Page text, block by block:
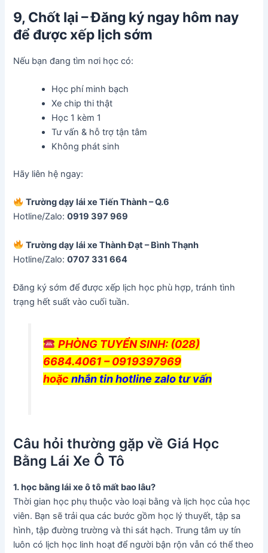
9, Chốt lại – Đăng ký ngay hôm nay
để được xếp lịch sớm
Nếu bạn đang tìm nơi học có:
Học phí minh bạch
Xe chip thi thật
Học 1 kèm 1
Tư vấn & hỗ trợ tận tâm
Không phát sinh
Hãy liên hệ ngay:
Trường dạy lái xe Tiến Thành – Q.6
Hotline/Zalo:0919 397 969
Trường dạy lái xe Thành Đạt – Bình Thạnh
Hotline/Zalo:0707 331 664
Đăng ký sớm để được xếp lịch học phù hợp, tránh tình
trạng hết suất vào cuối tuần.
PHÒNG TUYỂN SINH: (028)
6684.4061 – 0919397969
hoặc nhắn tin hotline zalo tư vấn
Câu hỏi thường gặp về Giá Học
Bằng Lái Xe Ô Tô
1. học bằng lái xe ô tô mất bao lâu?
Thời gian học phụ thuộc vào loại bằng và lịch học của học
viên. Bạn sẽ trải qua các bước gồm học lý thuyết, tập sa
hình, tập đường trường và thi sát hạch. Trung tâm uy tín
luôn có lịch học linh hoạt để người bận rộn vẫn có thể theo